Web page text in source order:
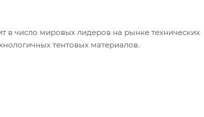
в число мировых лидеров на рынке технических
тентовых материалов.